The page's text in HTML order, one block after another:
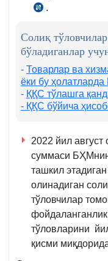
СК
м.
1–
4-
қ.
.
Солиқ
бўладиганлар
- Товарлар ва
ёки бу ҳолатларда
- ҚҚС тўлашга
- ҚҚС бўйича
2022 йил август
суммаси
ташкил
олинадиган
тўловчилар
фойдаланганлик
тўловларини
қисми